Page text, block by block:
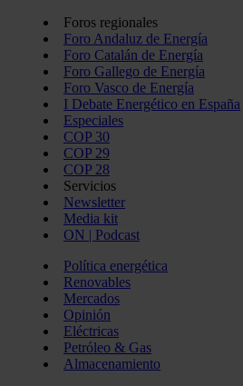
Foros regionales
Foro Andaluz de Energía
Foro Catalán de Energía
Foro Gallego de Energía
Foro Vasco de Energía
I Debate Energético en España
Especiales
COP 30
COP 29
COP 28
Servicios
Newsletter
Media kit
ON | Podcast
Política energética
Renovables
Mercados
Opinión
Eléctricas
Petróleo & Gas
Almacenamiento